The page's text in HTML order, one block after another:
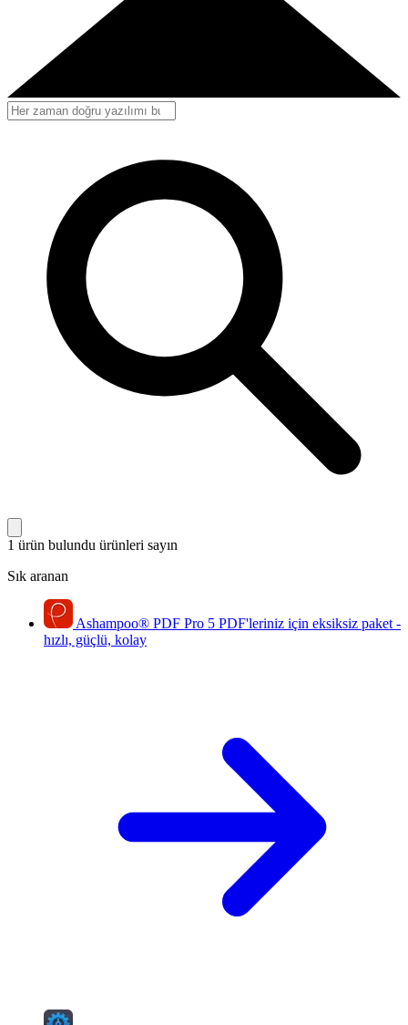
1 ürün bulundu ürünleri sayın
Sık aranan
Ashampoo® PDF Pro 5 PDF'leriniz için eksiksiz paket -
hızlı, güçlü, kolay